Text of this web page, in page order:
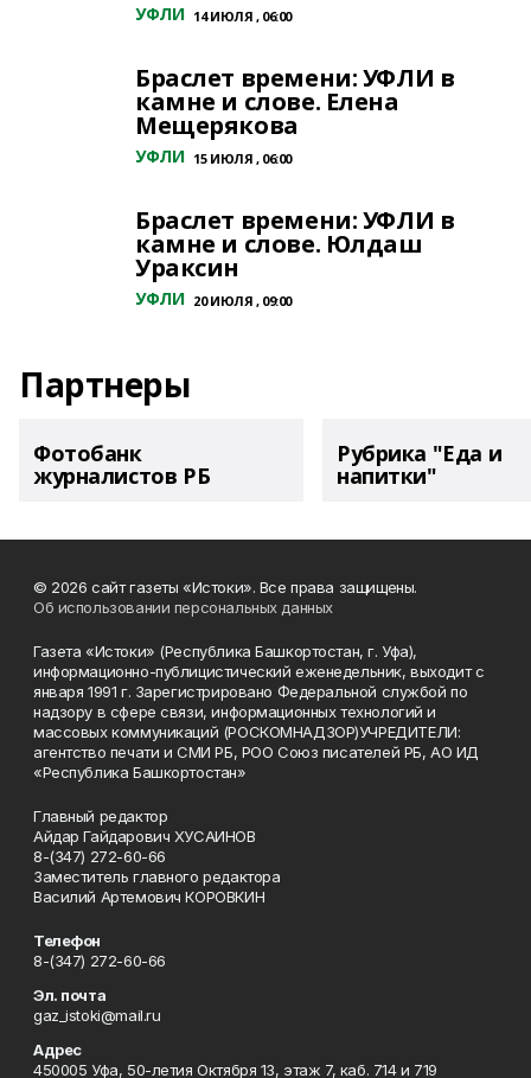
УФЛИ 14 ИЮЛЯ , 06:00
Браслет времени: УФЛИ в
камне и слове. Елена
Мещерякова
УФЛИ 15 ИЮЛЯ , 06:00
Браслет времени: УФЛИ в
камне и слове. Юлдаш
Ураксин
УФЛИ 20 ИЮЛЯ , 09:00
Партнеры
Фотобанк
журналистов РБ
Рубрика "Еда и
напитки"
© 2026 сайт газеты «Истоки». Все права защищены.
Об использовании персональных данных
Газета «Истоки» (Республика Башкортостан, г. Уфа),
информационно-публицистический еженедельник, выходит с
января 1991 г. Зарегистрировано Федеральной службой по
надзору в сфере связи, информационных технологий и
массовых коммуникаций (РОСКОМНАДЗОР)УЧРЕДИТЕЛИ:
агентство печати и СМИ РБ, РОО Союз писателей РБ, АО ИД
«Республика Башкортостан»
Главный редактор
Айдар Гайдарович ХУСАИНОВ
8-(347) 272-60-66
Заместитель главного редактора
Василий Артемович КОРОВКИН
Телефон
8-(347) 272-60-66
Эл. почта
gaz_istoki@mail.ru
Адрес
450005 Уфа, 50-летия Октября 13, этаж 7, каб. 714 и 719